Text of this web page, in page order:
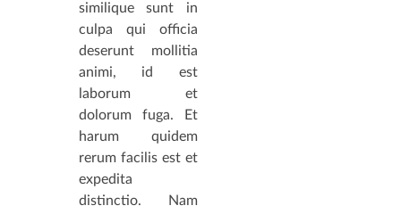
similique sunt in
culpa qui officia
deserunt mollitia
animi, id est
laborum et
dolorum fuga. Et
harum quidem
rerum facilis est et
expedita
distinctio. Nam